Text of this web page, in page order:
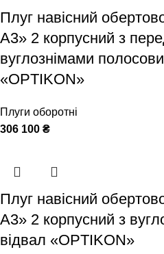
Плуг навісний
А3» 2 корпусний з
вуглознімами
«OPTIKON»
Плуги оборотні
306 100 ₴
Плуг навісний
А3» 2 корпусний з
відвал «OPTIKON»